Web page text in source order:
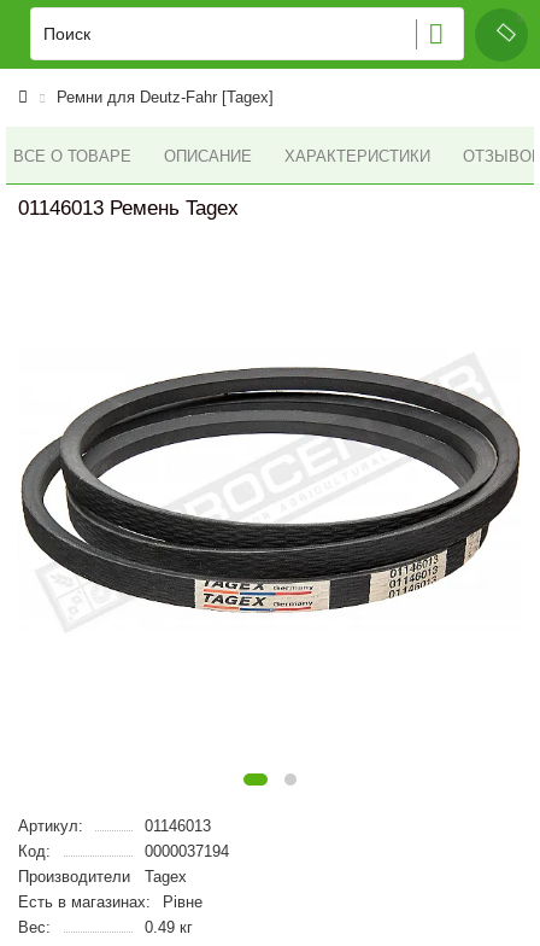
Ремни для Deutz-Fahr [Tagex]
ВСЕ О ТОВАРЕ ОПИСАНИЕ ХАРАКТЕРИСТИКИ ОТЗЫВОВ
01146013 Ремень Tagex
Артикул:
01146013
Код:
0000037194
Производители
Tagex
Есть в магазинах:
Рівне
Вес:
0.49 кг